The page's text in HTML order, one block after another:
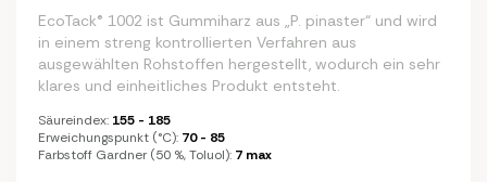
EcoTack® 1002 ist Gummiharz aus „P. pinaster“ und wird
in einem streng kontrollierten Verfahren aus
ausgewählten Rohstoffen hergestellt, wodurch ein sehr
klares und einheitliches Produkt entsteht.
Säureindex: 155 - 185
Erweichungspunkt (°C): 70 - 85
Farbstoff Gardner (50 %, Toluol): 7 max